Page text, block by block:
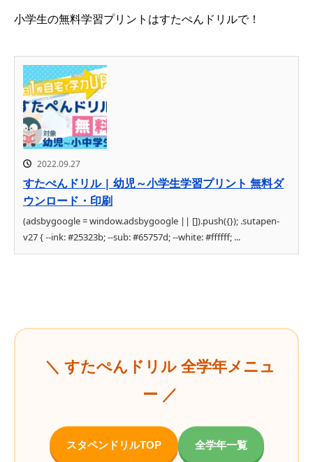
小学生の無料学習プリントはすたぺんドリルで！
2022.09.27
すたぺんドリル | 幼児～小学生学習プリント 無料ダ
ウンロード・印刷
(adsbygoogle = window.adsbygoogle || []).push({}); .sutapen-
v27 { --ink: #25323b; --sub: #65757d; --white: #ffffff; ...
＼ すたぺんドリル 全学年メニュ
ー ／
スタペンドリルTOP 全学年一覧